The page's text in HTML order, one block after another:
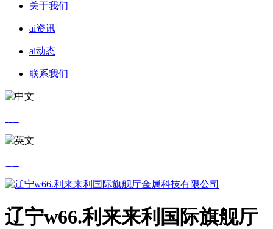
关于我们
ai资讯
ai动态
联系我们
辽宁w66.利来来利国际旗舰厅